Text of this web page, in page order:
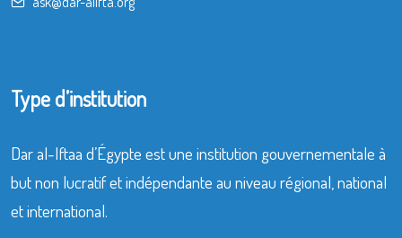
Type d’institution
Dar al-Iftaa d’Égypte est une institution gouvernementale à
but non lucratif et indépendante au niveau régional, national
et international.